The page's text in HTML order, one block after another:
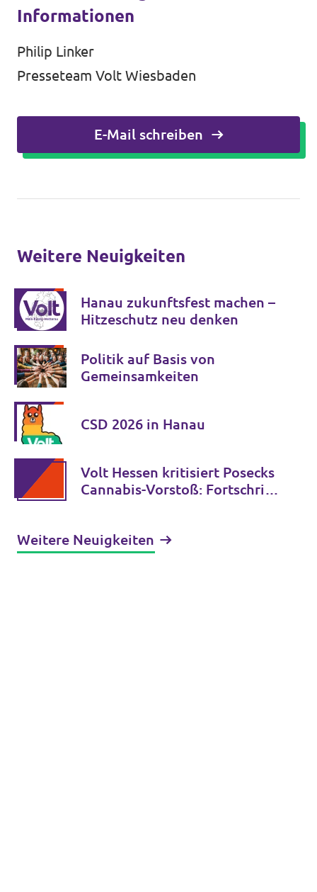
Informationen
Philip Linker
Presseteam Volt Wiesbaden
E-Mail schreiben
Weitere Neuigkeiten
Hanau zukunftsfest machen –
Hitzeschutz neu denken
Politik auf Basis von
Gemeinsamkeiten
CSD 2026 in Hanau
Volt Hessen kritisiert Posecks
Cannabis-Vorstoß: Fortschritt
Weitere Neuigkeiten